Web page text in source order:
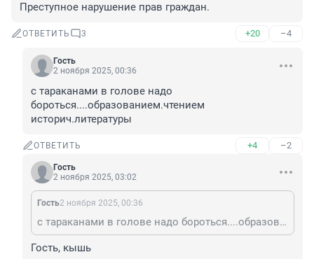
Преступное нарушение прав граждан.
ОТВЕТИТЬ 3 +20 –4
Гость
2 ноября 2025, 00:36
с тараканами в голове надо
бороться....образованием.чтением
историч.литературы
ОТВЕТИТЬ +4 –2
Гость
2 ноября 2025, 03:02
Гость2 ноября 2025, 00:36
с тараканами в голове надо бороться....образованием.чтением историч.литературы
Гость, кышь